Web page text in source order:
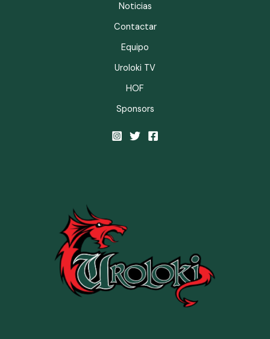
Noticias
Contactar
Equipo
Uroloki TV
HOF
Sponsors